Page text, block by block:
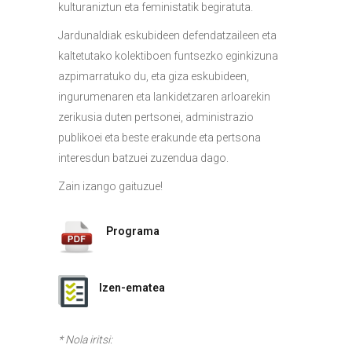
kulturaniztun eta feministatik begiratuta.
Jardunaldiak eskubideen defendatzaileen eta
kaltetutako kolektiboen funtsezko eginkizuna
azpimarratuko du, eta giza eskubideen,
ingurumenaren eta lankidetzaren arloarekin
zerikusia duten pertsonei, administrazio
publikoei eta beste erakunde eta pertsona
interesdun batzuei zuzendua dago.
Zain izango gaituzue!
Programa
Izen-ematea
* Nola iritsi: